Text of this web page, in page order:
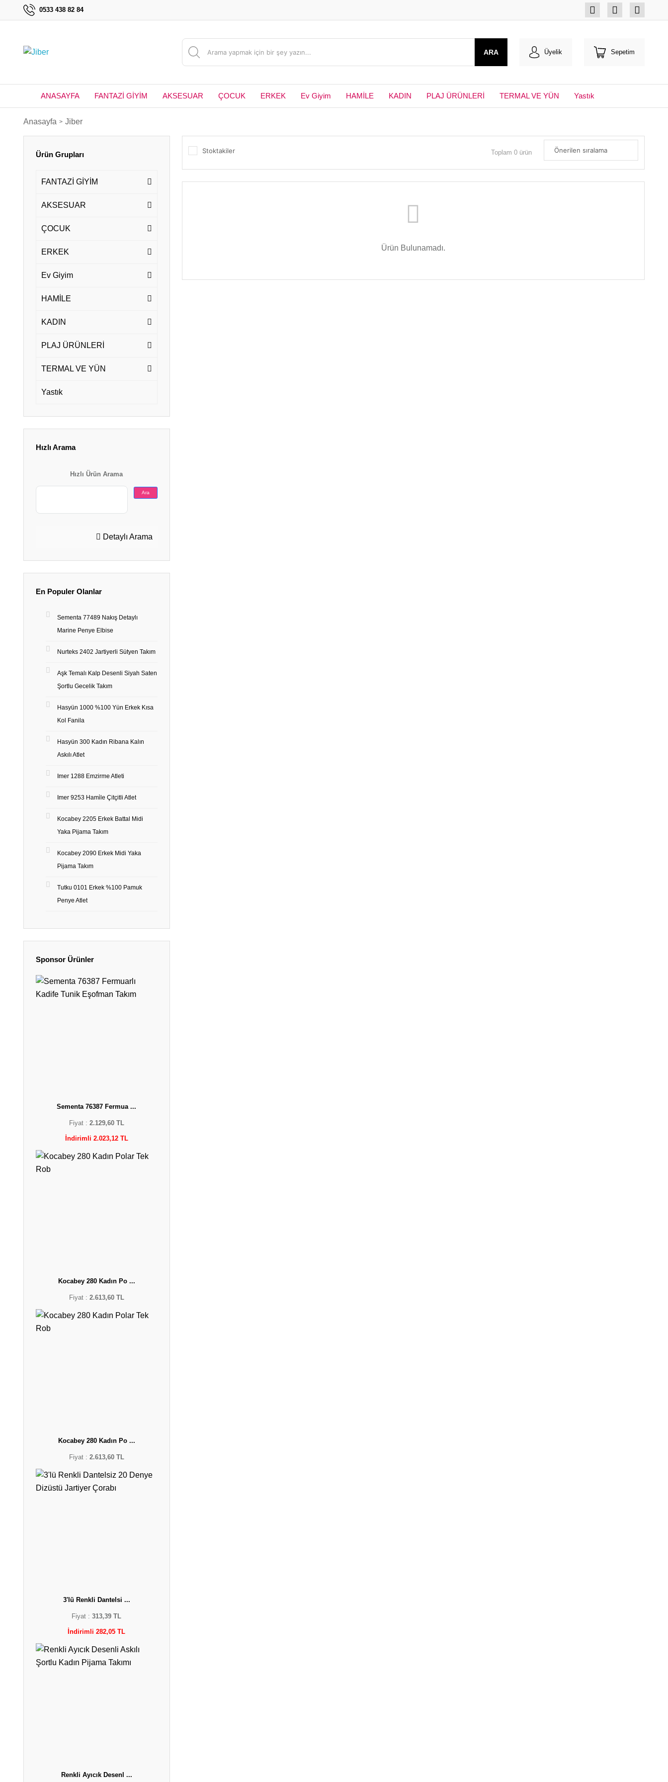
0533 438 82 84
ARA Üyelik Sepetim
ANASAYFA FANTAZİ GİYİM AKSESUAR ÇOCUK ERKEK Ev Giyim HAMİLE KADIN PLAJ ÜRÜNLERİ TERMAL VE YÜN Yastık
Anasayfa Jiber
Ürün Grupları
FANTAZİ GİYİM
AKSESUAR
ÇOCUK
ERKEK
Ev Giyim
HAMİLE
KADIN
PLAJ ÜRÜNLERİ
TERMAL VE YÜN
Yastık
Hızlı Arama
Hızlı Ürün Arama
Ara
Detaylı Arama
En Populer Olanlar
Sementa 77489 Nakış Detaylı
Marine Penye Elbise
Nurteks 2402 Jartiyerli Sütyen Takım
Aşk Temalı Kalp Desenli Siyah Saten
Şortlu Gecelik Takım
Hasyün 1000 %100 Yün Erkek Kısa
Kol Fanila
Hasyün 300 Kadın Ribana Kalın
Askılı Atlet
Imer 1288 Emzirme Atleti
Imer 9253 Hami̇le Çitçitli Atlet
Kocabey 2205 Erkek Battal Midi
Yaka Pijama Takım
Kocabey 2090 Erkek Midi Yaka
Pijama Takım
Tutku 0101 Erkek %100 Pamuk
Penye Atlet
Sponsor Ürünler
Sementa 76387 Fermua ...
Fiyat : 2.129,60 TL
İndirimli 2.023,12 TL
Kocabey 280 Kadın Po ...
Fiyat : 2.613,60 TL
Kocabey 280 Kadın Po ...
Fiyat : 2.613,60 TL
3'lü Renkli Dantelsi ...
Fiyat :313,39 TL
İndirimli 282,05 TL
Renkli Ayıcık Desenl ...
Stoktakiler Toplam 0 ürün
Ürün Bulunamadı.